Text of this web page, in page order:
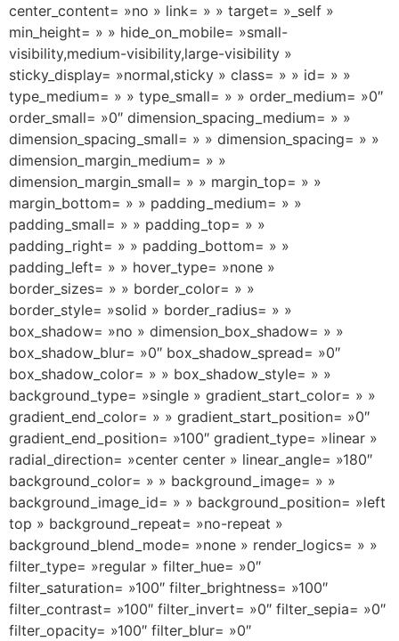
center_content= »no » link= » » target= »_self »
min_height= » » hide_on_mobile= »small-
visibility,medium-visibility,large-visibility »
sticky_display= »normal,sticky » class= » » id= » »
type_medium= » » type_small= » » order_medium= »0″
order_small= »0″ dimension_spacing_medium= » »
dimension_spacing_small= » » dimension_spacing= » »
dimension_margin_medium= » »
dimension_margin_small= » » margin_top= » »
margin_bottom= » » padding_medium= » »
padding_small= » » padding_top= » »
padding_right= » » padding_bottom= » »
padding_left= » » hover_type= »none »
border_sizes= » » border_color= » »
border_style= »solid » border_radius= » »
box_shadow= »no » dimension_box_shadow= » »
box_shadow_blur= »0″ box_shadow_spread= »0″
box_shadow_color= » » box_shadow_style= » »
background_type= »single » gradient_start_color= » »
gradient_end_color= » » gradient_start_position= »0″
gradient_end_position= »100″ gradient_type= »linear »
radial_direction= »center center » linear_angle= »180″
background_color= » » background_image= » »
background_image_id= » » background_position= »left
top » background_repeat= »no-repeat »
background_blend_mode= »none » render_logics= » »
filter_type= »regular » filter_hue= »0″
filter_saturation= »100″ filter_brightness= »100″
filter_contrast= »100″ filter_invert= »0″ filter_sepia= »0″
filter_opacity= »100″ filter_blur= »0″